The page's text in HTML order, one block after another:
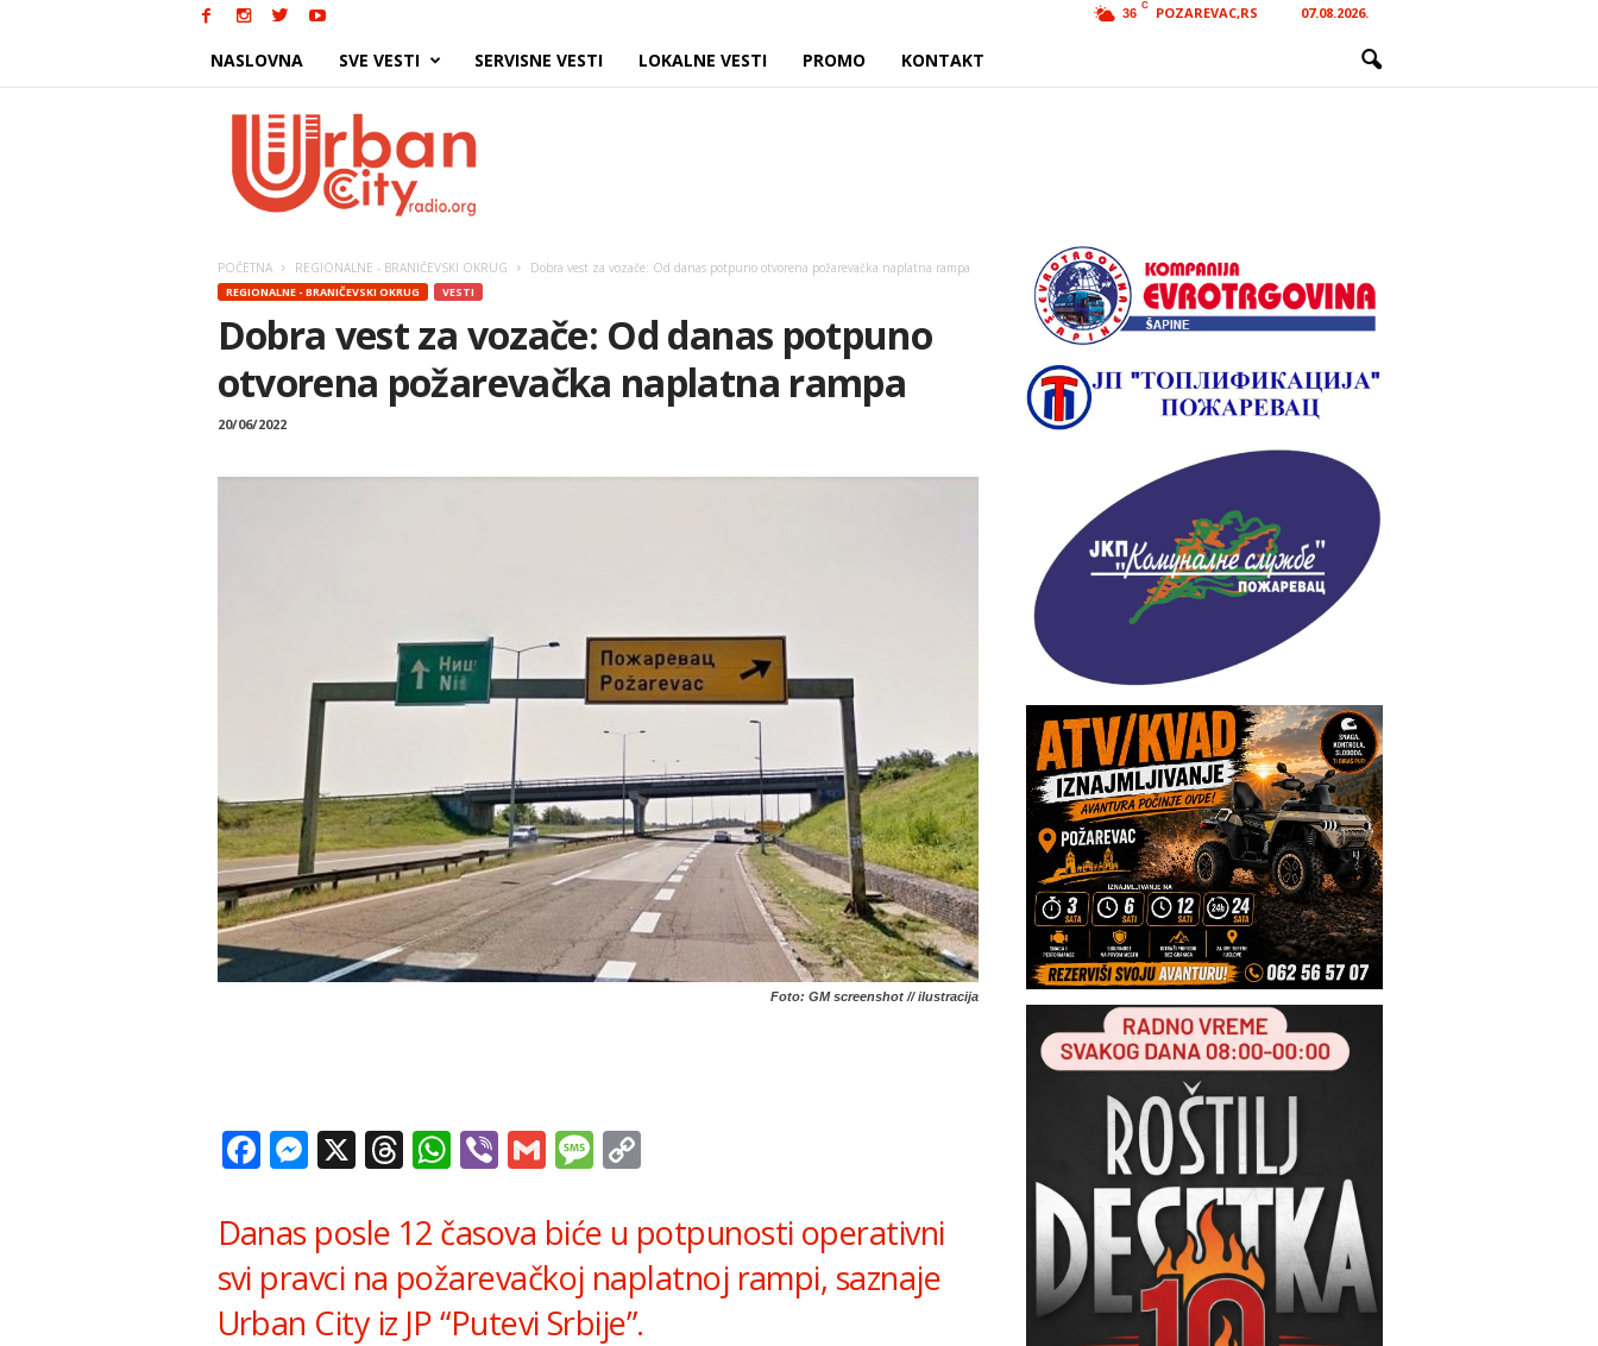
36
C POZAREVAC,RS 07.08.2026.
NASLOVNA SVE VESTI SERVISNE VESTI LOKALNE VESTI PROMO KONTAKT
POČETNA REGIONALNE - BRANIČEVSKI OKRUG Dobra vest za vozače: Od danas potpuno otvorena požarevačka naplatna rampa
REGIONALNE - BRANIČEVSKI OKRUG VESTI
Dobra vest za vozače: Od danas potpuno
otvorena požarevačka naplatna rampa
20/06/2022
Foto: GM screenshot // ilustracija
Facebook
Messenger
X Threads
WhatsApp
ViberGmailMessage
Danas posle 12 časova biće u potpunosti operativni
svi pravci na požarevačkoj naplatnoj rampi, saznaje
Urban City iz JP “Putevi Srbije”.